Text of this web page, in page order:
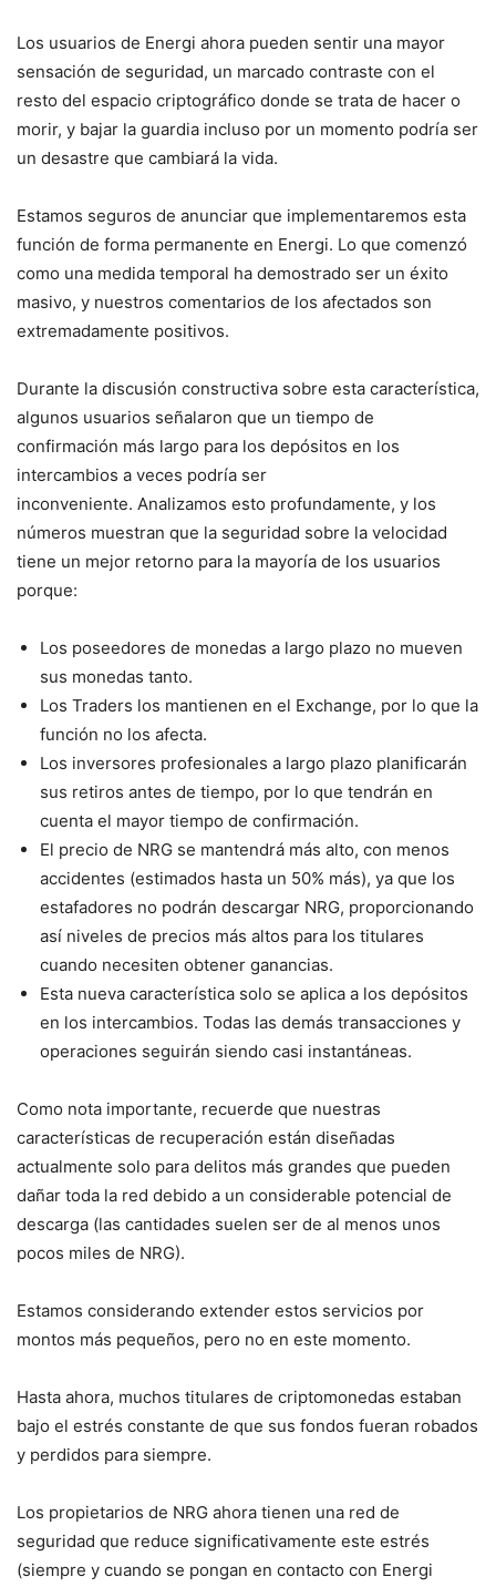
Los usuarios de Energi ahora pueden sentir una mayor
sensación de seguridad, un marcado contraste con el
resto del espacio criptográfico donde se trata de hacer o
morir, y bajar la guardia incluso por un momento podría ser
un desastre que cambiará la vida.
Estamos seguros de anunciar que implementaremos esta
función de forma permanente en Energi. Lo que comenzó
como una medida temporal ha demostrado ser un éxito
masivo, y nuestros comentarios de los afectados son
extremadamente positivos.
Durante la discusión constructiva sobre esta característica,
algunos usuarios señalaron que un tiempo de
confirmación más largo para los depósitos en los
intercambios a veces podría ser
inconveniente. Analizamos esto profundamente, y los
números muestran que la seguridad sobre la velocidad
tiene un mejor retorno para la mayoría de los usuarios
porque:
Los poseedores de monedas a largo plazo no mueven
sus monedas tanto.
Los Traders los mantienen en el Exchange, por lo que la
función no los afecta.
Los inversores profesionales a largo plazo planificarán
sus retiros antes de tiempo, por lo que tendrán en
cuenta el mayor tiempo de confirmación.
El precio de NRG se mantendrá más alto, con menos
accidentes (estimados hasta un 50% más), ya que los
estafadores no podrán descargar NRG, proporcionando
así niveles de precios más altos para los titulares
cuando necesiten obtener ganancias.
Esta nueva característica solo se aplica a los depósitos
en los intercambios. Todas las demás transacciones y
operaciones seguirán siendo casi instantáneas.
Como nota importante, recuerde que nuestras
características de recuperación están diseñadas
actualmente solo para delitos más grandes que pueden
dañar toda la red debido a un considerable potencial de
descarga (las cantidades suelen ser de al menos unos
pocos miles de NRG).
Estamos considerando extender estos servicios por
montos más pequeños, pero no en este momento.
Hasta ahora, muchos titulares de criptomonedas estaban
bajo el estrés constante de que sus fondos fueran robados
y perdidos para siempre.
Los propietarios de NRG ahora tienen una red de
seguridad que reduce significativamente este estrés
(siempre y cuando se pongan en contacto con Energi